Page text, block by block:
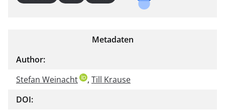
Metadaten
Author:
Stefan Weinacht
, Till Krause
DOI: